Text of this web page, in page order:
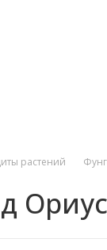
растений
Ориус